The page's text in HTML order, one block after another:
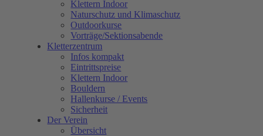
Klettern Indoor
Naturschutz und Klimaschutz
Outdoorkurse
Vorträge/Sektionsabende
Kletterzentrum
Infos kompakt
Eintrittspreise
Klettern Indoor
Bouldern
Hallenkurse / Events
Sicherheit
Der Verein
Übersicht